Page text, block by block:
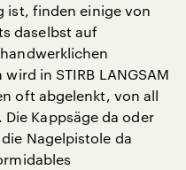
ist, finden einige von
daselbst auf
in STIRB LANGSAM
oft abgelenkt, von all
Kappsäge da oder
Nagelpistole da